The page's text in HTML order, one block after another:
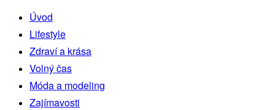
Úvod
Lifestyle
Zdraví a krása
Volný čas
Móda a modeling
Zajímavosti